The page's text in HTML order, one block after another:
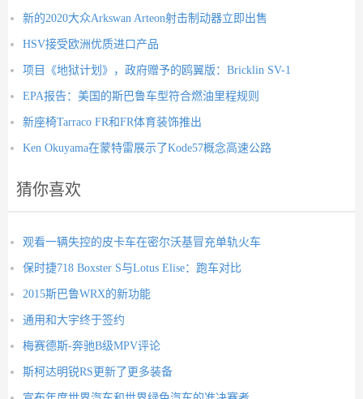
新的2020大众Arkswan Arteon射击制动器立即出售
HSV接受欧洲优质进口产品
项目《地狱计划》，政府赠予的鸥翼版：Bricklin SV-1
EPA报告：美国的斯巴鲁车型符合燃油里程规则
新座椅Tarraco FR和FR体育装饰推出
Ken Okuyama在蒙特雷展示了Kode57概念高速公路
猜你喜欢
观看一辆失控的皮卡车在密尔沃基冒充单轨火车
保时捷718 Boxster S与Lotus Elise：跑车对比
2015斯巴鲁WRX的新功能
通用和大宇终于签约
梅赛德斯-奔驰B级MPV评论
斯柯达明锐RS更新了更多装备